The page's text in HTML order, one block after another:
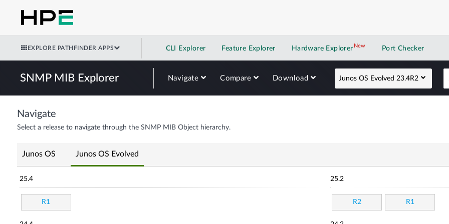
EXPLORE PATHFINDER APPS CLI Explorer Feature Explorer Hardware Explorer NewNew application
Port Checker
SNMP MIB Explorer Navigate Compare Download Junos OS Evolved 23.4R2
Navigate
Select a release to navigate through the SNMP MIB Object hierarchy.
Junos OS Junos OS Evolved
25.4
R1
25.2
R2 R1